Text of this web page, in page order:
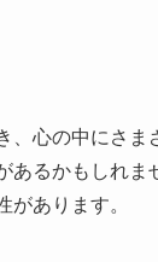
、心の中にさま
あるかもしれま
あります。